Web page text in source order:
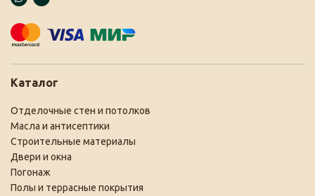
Каталог
Отделочные стен и потолков
Масла и антисептики
Строительные материалы
Двери и окна
Погонаж
Полы и террасные покрытия